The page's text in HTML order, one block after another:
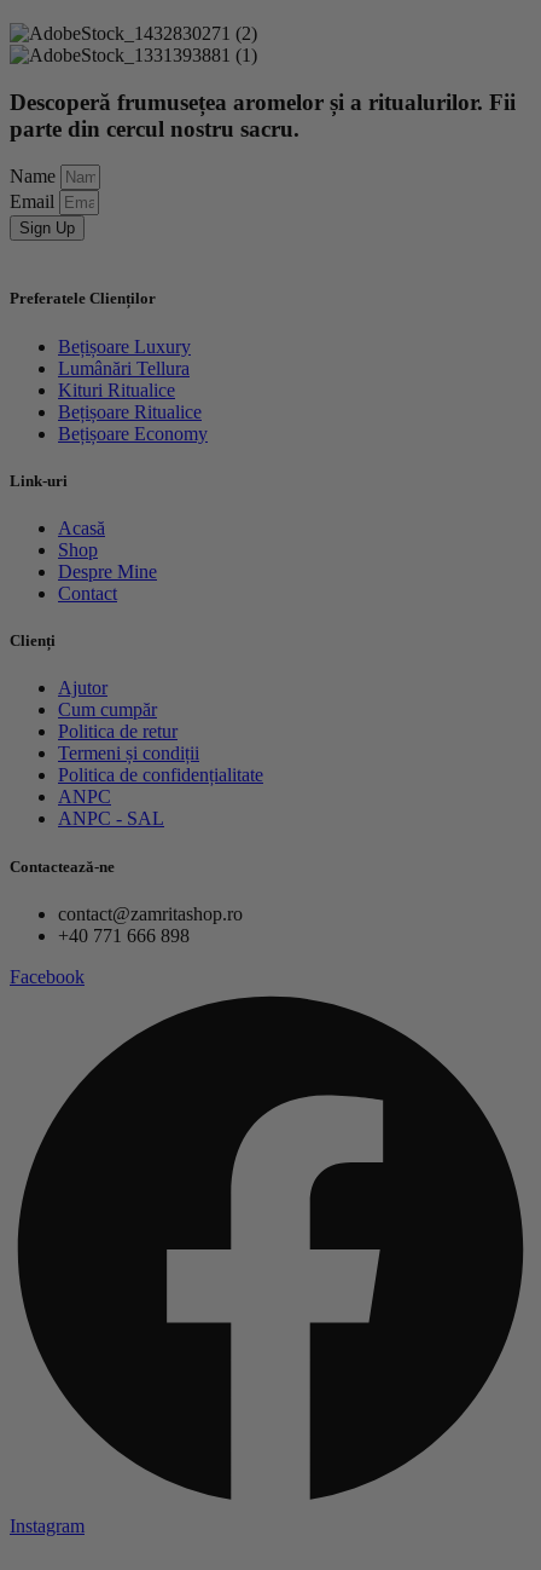
Descoperă frumusețea aromelor și a ritualurilor. Fii
parte din cercul nostru sacru.
Name
Email
Sign Up
Preferatele Clienților
Bețișoare Luxury
Lumânări Tellura
Kituri Ritualice
Bețișoare Ritualice
Bețișoare Economy
Link-uri
Acasă
Shop
Despre Mine
Contact
Clienți
Ajutor
Cum cumpăr
Politica de retur
Termeni și condiții
Politica de confidențialitate
ANPC
ANPC - SAL
Contactează-ne
contact@zamritashop.ro
+40 771 666 898
Facebook
Instagram